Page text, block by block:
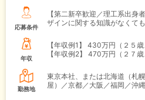
応募条件
【第二新卒歓迎／理工系出
ザインに関する知識がなくて
年収
【年収例1】
430万円（２５歳
【年収例2】
470万円（２７歳
勤務地
東京本社、または北海道（札
屋）／京都／大阪／福岡／沖